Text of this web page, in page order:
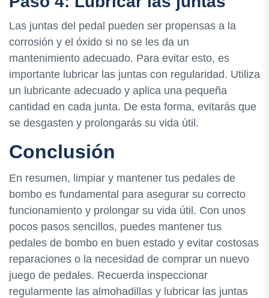
Las juntas del pedal pueden ser propensas a la
corrosión y el óxido si no se les da un
mantenimiento adecuado. Para evitar esto, es
importante lubricar las juntas con regularidad. Utiliza
un lubricante adecuado y aplica una pequeña
cantidad en cada junta. De esta forma, evitarás que
se desgasten y prolongarás su vida útil.
Conclusión
En resumen, limpiar y mantener tus pedales de
bombo es fundamental para asegurar su correcto
funcionamiento y prolongar su vida útil. Con unos
pocos pasos sencillos, puedes mantener tus
pedales de bombo en buen estado y evitar costosas
reparaciones o la necesidad de comprar un nuevo
juego de pedales. Recuerda inspeccionar
regularmente las almohadillas y lubricar las juntas